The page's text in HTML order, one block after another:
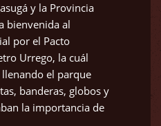
y la Provincia
bienvenida al
por el Pacto
Urrego, la cuál
el parque
banderas, globos y
la importancia de